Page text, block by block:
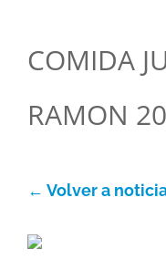
El Ayuntamiento
Esc. Música
La villa
Turismo
COMIDA
RAMON
← Volver a